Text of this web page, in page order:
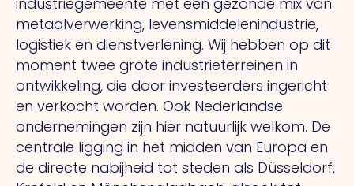
metaalverwerking, levensmiddelenindustrie,
logistiek en dienstverlening. Wij hebben op dit
moment twee grote industrieterreinen in
ontwikkeling, die door investeerders ingericht
en verkocht worden. Ook Nederlandse
ondernemingen zijn hier natuurlijk welkom. De
centrale ligging in het midden van Europa en
de directe nabijheid tot steden als Düsseldorf,